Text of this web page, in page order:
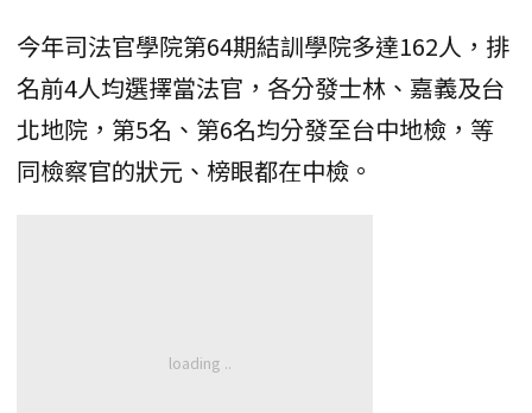
今年司法官學院第64期結訓學院多達162人，排
名前4人均選擇當法官，各分發士林、嘉義及台
北地院，第5名、第6名均分發至台中地檢，等
同檢察官的狀元、榜眼都在中檢。